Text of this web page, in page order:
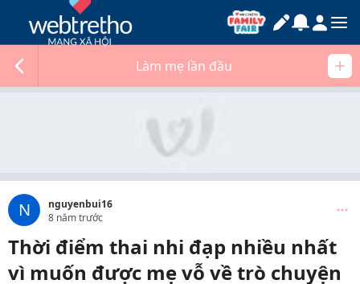
Làm mẹ lần đầu
N
nguyenbui16
8 năm trước
Thời điểm thai nhi đạp nhiều nhất
vì muốn được mẹ vỗ về trò chuyện